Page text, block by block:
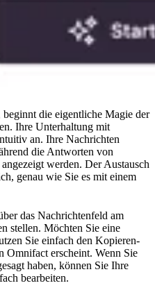
beginnt die eigentliche Magie der
Ihre Unterhaltung mit
an. Ihre Nachrichten
die Antworten von
werden. Der Austausch
genau wie Sie es mit einem
das Nachrichtenfeld am
stellen. Möchten Sie eine
Sie einfach den Kopieren-
Omnifact erscheint. Wenn Sie
haben, können Sie Ihre
bearbeiten.